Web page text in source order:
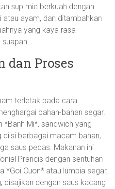
sup mie berkuah dengan
atau ayam, dan ditambahkan
yang kaya rasa
dan Proses
terletak pada cara
bahan-bahan segar.
*Banh Mi*, sandwich yang
berbagai macam bahan,
saus pedas. Makanan ini
Prancis dengan sentuhan
*Goi Cuon* atau lumpia segar,
disajikan dengan saus kacang